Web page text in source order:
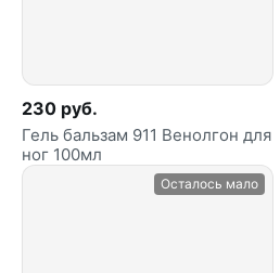
230 руб.
Гель бальзам 911 Венолгон для
ног 100мл
Осталось мало